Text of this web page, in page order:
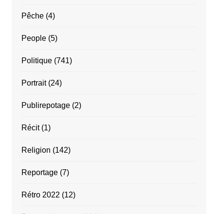
Pêche(4)
People(5)
Politique(741)
Portrait(24)
Publirepotage(2)
Récit(1)
Religion (142)
Reportage(7)
Rétro 2022 (12)